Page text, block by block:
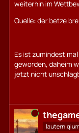
weiterhin im
Quelle: der betze
Es ist zumindest
geworden, daheim
jetzt nicht
Online